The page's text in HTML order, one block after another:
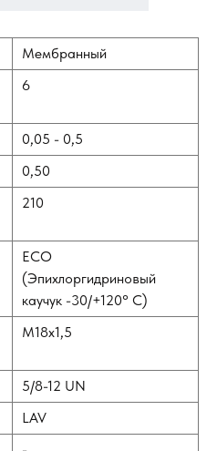
Мембранный
6
0,05 - 0,5
0,50
210
ECO
(Эпихлоргидриновый
каучук -30/+120° С)
M18х1,5
5/8-12 UN
LAV